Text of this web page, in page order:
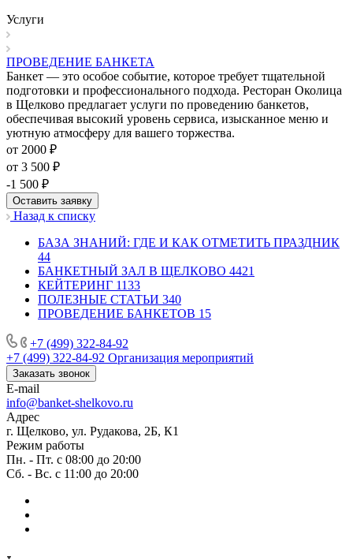
Услуги
ПРОВЕДЕНИЕ БАНКЕТА
Банкет — это особое событие, которое требует тщательной
подготовки и профессионального подхода. Ресторан Околица
в Щелково предлагает услуги по проведению банкетов,
обеспечивая высокий уровень сервиса, изысканное меню и
уютную атмосферу для вашего торжества.
от 2000 ₽
от 3 500 ₽
-1 500 ₽
Оставить заявку
Назад к списку
БАЗА ЗНАНИЙ: ГДЕ И КАК ОТМЕТИТЬ ПРАЗДНИК
44
БАНКЕТНЫЙ ЗАЛ В ЩЕЛКОВО 4421
КЕЙТЕРИНГ 1133
ПОЛЕЗНЫЕ СТАТЬИ 340
ПРОВЕДЕНИЕ БАНКЕТОВ 15
+7 (499) 322-84-92
+7 (499) 322-84-92 Организация мероприятий
Заказать звонок
E-mail
info@banket-shelkovo.ru
Адрес
г. Щелково, ул. Рудакова, 2Б, К1
Режим работы
Пн. - Пт. с 08:00 до 20:00
Сб. - Вс. с 11:00 до 20:00